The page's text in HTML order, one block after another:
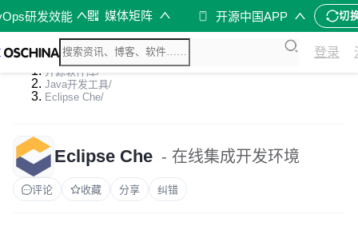
研发效能 媒体矩阵 开源中国APP 切
登录
开源软件库/
Java开发工具/
Eclipse Che/
Eclipse Che - 在线集成开发环境
评论 收藏 分享 纠错